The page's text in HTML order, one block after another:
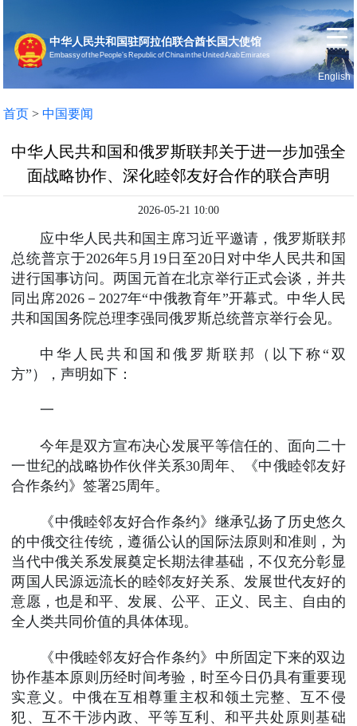
中华人民共和国驻阿拉伯联合酋长国大使馆
Embassy of the People’s Republic of China in the United Arab Emirates
English
首页 >中国要闻
中华人民共和国和俄罗斯联邦关于进一步加强全
面战略协作、深化睦邻友好合作的联合声明
2026-05-21 10:00
应中华人民共和国主席习近平邀请，俄罗斯联邦
总统普京于2026年5月19日至20日对中华人民共和国
进行国事访问。两国元首在北京举行正式会谈，并共
同出席2026－2027年“中俄教育年”开幕式。中华人民
共和国国务院总理李强同俄罗斯总统普京举行会见。
中华人民共和国和俄罗斯联邦（以下称“双
方”），声明如下：
一
今年是双方宣布决心发展平等信任的、面向二十
一世纪的战略协作伙伴关系30周年、《中俄睦邻友好
合作条约》签署25周年。
《中俄睦邻友好合作条约》继承弘扬了历史悠久
的中俄交往传统，遵循公认的国际法原则和准则，为
当代中俄关系发展奠定长期法律基础，不仅充分彰显
两国人民源远流长的睦邻友好关系、发展世代友好的
意愿，也是和平、发展、公平、正义、民主、自由的
全人类共同价值的具体体现。
《中俄睦邻友好合作条约》中所固定下来的双边
协作基本原则历经时间考验，时至今日仍具有重要现
实意义。中俄在互相尊重主权和领土完整、互不侵
犯、互不干涉内政、平等互利、和平共处原则基础